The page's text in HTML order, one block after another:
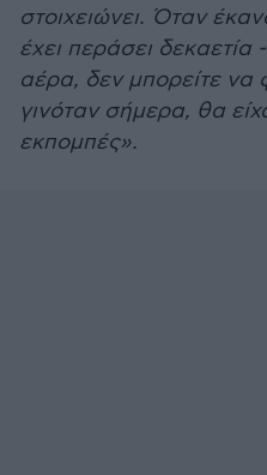
στοιχειώνει. Όταν
έχει περάσει δεκαετία
αέρα, δεν μπορείτε να
γινόταν σήμερα, θα
εκπομπές».